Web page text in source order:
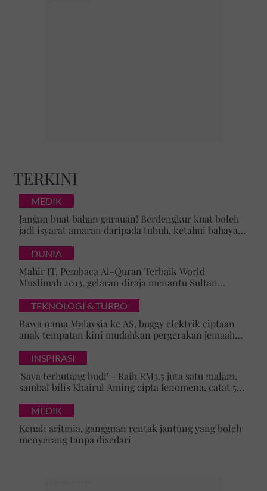
TERKINI
MEDIK
Jangan buat bahan gurauan! Berdengkur kuat boleh
jadi isyarat amaran daripada tubuh, ketahui bahaya
DUNIA
Mahir IT, Pembaca Al-Quran Terbaik World
Muslimah 2013, gelaran diraja menantu Sultan
merta
TEKNOLOGI & TURBO
Bawa nama Malaysia ke AS, buggy elektrik ciptaan
anak tempatan kini mudahkan pergerakan jemaah
INSPIRASI
'Saya terhutang budi' - Raih RM3.5 juta satu malam,
sambal bilis Khairul Aming cipta fenomena, catat 5
MEDIK
Kenali aritmia, gangguan rentak jantung yang boleh
menyerang tanpa disedari